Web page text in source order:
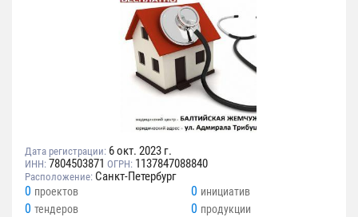
Дата регистрации: 6 окт. 2023 г.
ИНН: 7804503871 ОГРН: 1137847088840
Расположение: Санкт-Петербург
0 проектов 0 инициатив
0 тендеров 0 продукции